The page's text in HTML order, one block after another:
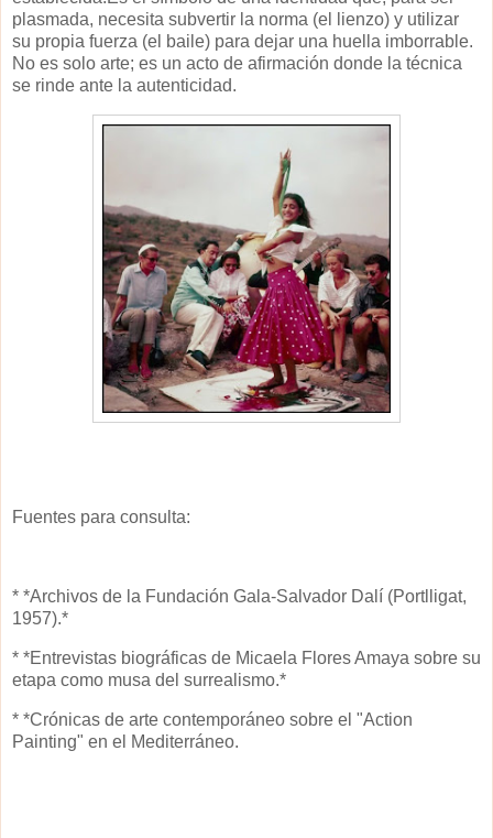
plasmada, necesita subvertir la norma (el lienzo) y utilizar
su propia fuerza (el baile) para dejar una huella imborrable.
No es solo arte; es un acto de afirmación donde la técnica
se rinde ante la autenticidad.
Fuentes para consulta:
* *Archivos de la Fundación Gala-Salvador Dalí (Portlligat,
1957).*
* *Entrevistas biográficas de Micaela Flores Amaya sobre su
etapa como musa del surrealismo.*
* *Crónicas de arte contemporáneo sobre el "Action
Painting" en el Mediterráneo.